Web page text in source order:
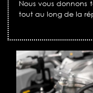
Nous vous donnons
tout au long de la